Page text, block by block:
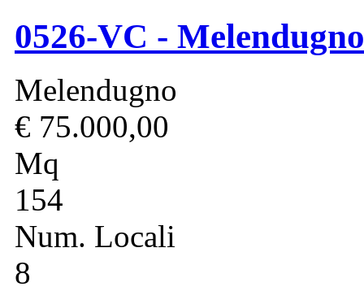
0526-VC -
Melendugno
€ 75.000,00
Mq
154
Num. Locali
8